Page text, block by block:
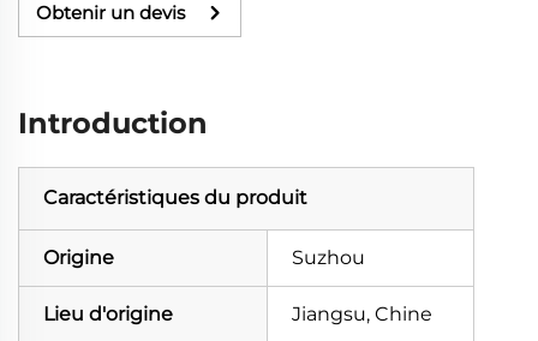
Obtenir un devis
Introduction
Caractéristiques du produit
Origine Suzhou
Lieu d'origine Jiangsu, Chine